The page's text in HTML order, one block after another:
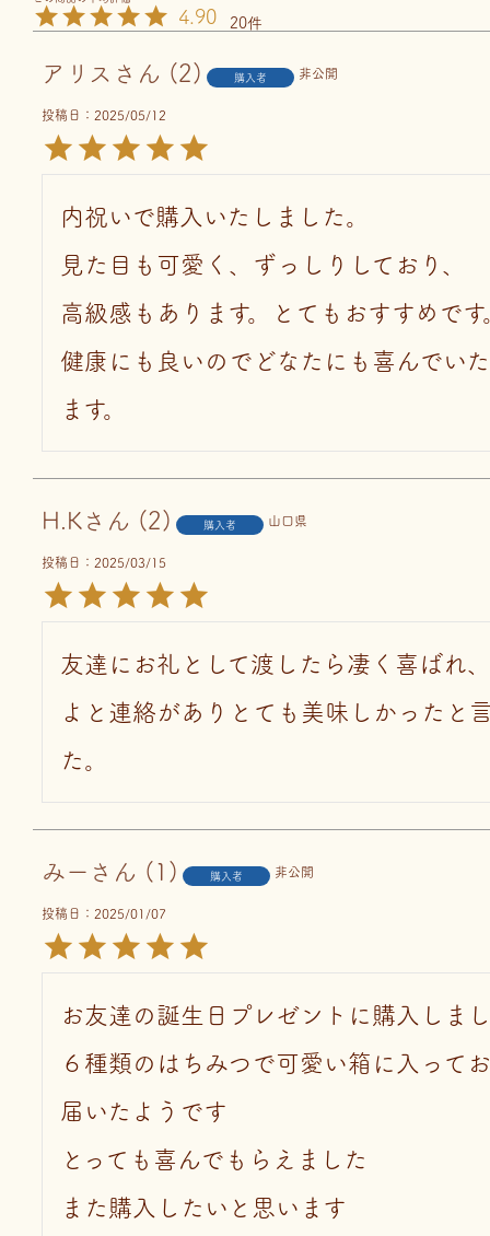
4.90 20
アリス 2 購入者 非公開
投稿日 2025/05/12
内祝いで購入いたしました。
見た目も可愛く、ずっしりしており、
高級感もあります。とてもおすすめです
健康にも良いのでどなたにも喜んでい
ます。
H.K 2 購入者 山口県
投稿日 2025/03/15
友達にお礼として渡したら凄く喜ばれ
よと連絡がありとても美味しかったと
た。
みー 1 購入者 非公開
投稿日 2025/01/07
お友達の誕生日プレゼントに購入しま
６種類のはちみつで可愛い箱に入って
届いたようです
とっても喜んでもらえました
また購入したいと思います